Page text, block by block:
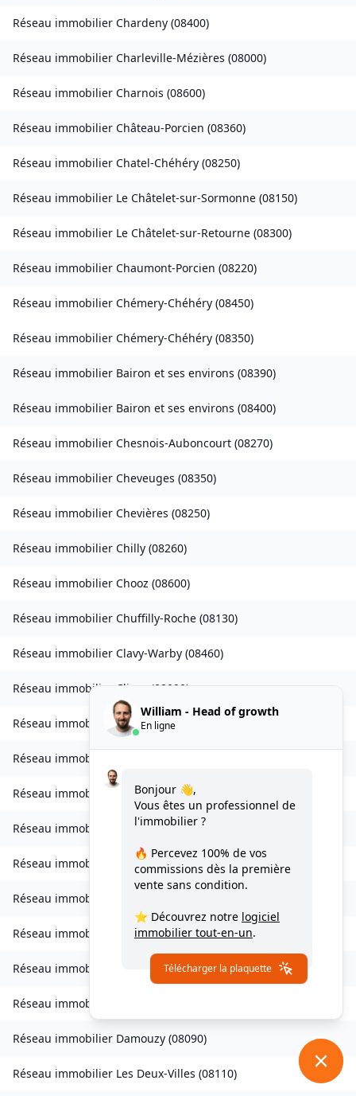
Réseau immobilier Chardeny (08400)
Réseau immobilier Charleville-Mézières (08000)
Réseau immobilier Charnois (08600)
Réseau immobilier Château-Porcien (08360)
Réseau immobilier Chatel-Chéhéry (08250)
Réseau immobilier Le Châtelet-sur-Sormonne (08150)
Réseau immobilier Le Châtelet-sur-Retourne (08300)
Réseau immobilier Chaumont-Porcien (08220)
Réseau immobilier Chémery-Chéhéry (08450)
Réseau immobilier Chémery-Chéhéry (08350)
Réseau immobilier Bairon et ses environs (08390)
Réseau immobilier Bairon et ses environs (08400)
Réseau immobilier Chesnois-Auboncourt (08270)
Réseau immobilier Cheveuges (08350)
Réseau immobilier Chevières (08250)
Réseau immobilier Chilly (08260)
Réseau immobilier Chooz (08600)
Réseau immobilier Chuffilly-Roche (08130)
Réseau immobilier Clavy-Warby (08460)
Réseau immobilier Cliron (08090)
Réseau immobilierCondé-lès-Herpy
Réseau immobilier
Réseau immobilier Contreuve( 08400
Réseau immobilier Cornay(08250)
Réseau immobilier Corny-Machéroménil (08270)
Réseau immobilier
Réseau immobilier Coulommes-et-Marqueny(
Réseau immobilier La Croix-aux-Bois(08400)
Réseau immobilier
Réseau immobilier Damouzy (08090)
Réseau immobilier Les Deux-Villes (08110)
William - Head of growth
En ligne
Bonjour 👋,
Vous êtes un professionnel de
l'immobilier ?
🔥 Percevez 100% de vos
commissions dès la première
vente sans condition.
⭐ Découvrez notre logiciel
immobilier tout-en-un.
Télécharger la plaquette